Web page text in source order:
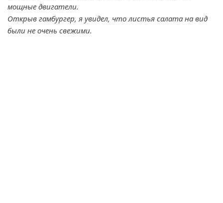
мощные двигатели.
Открыв гамбургер, я увидел, что листья салата на вид
были не очень свежими.